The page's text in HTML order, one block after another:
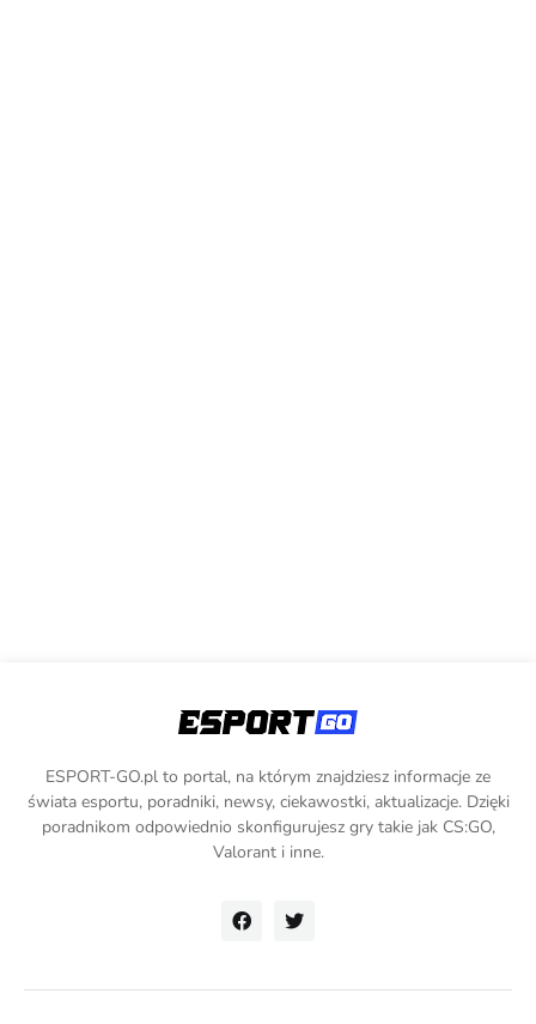
ESPORT-GO.pl to portal, na którym znajdziesz informacje ze
świata esportu, poradniki, newsy, ciekawostki, aktualizacje. Dzięki
poradnikom odpowiednio skonfigurujesz gry takie jak CS:GO,
Valorant i inne.